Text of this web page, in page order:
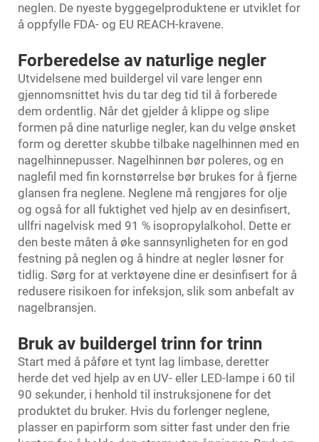
neglen. De nyeste byggegelproduktene er utviklet for
å oppfylle FDA- og EU REACH-kravene.
Forberedelse av naturlige negler
Utvidelsene med buildergel vil vare lenger enn
gjennomsnittet hvis du tar deg tid til å forberede
dem ordentlig. Når det gjelder å klippe og slipe
formen på dine naturlige negler, kan du velge ønsket
form og deretter skubbe tilbake nagelhinnen med en
nagelhinnepusser. Nagelhinnen bør poleres, og en
naglefil med fin kornstørrelse bør brukes for å fjerne
glansen fra neglene. Neglene må rengjøres for olje
og også for all fuktighet ved hjelp av en desinfisert,
ullfri nagelvisk med 91 % isopropylalkohol. Dette er
den beste måten å øke sannsynligheten for en god
festning på neglen og å hindre at negler løsner for
tidlig. Sørg for at verktøyene dine er desinfisert for å
redusere risikoen for infeksjon, slik som anbefalt av
nagelbransjen.
Bruk av buildergel trinn for trinn
Start med å påføre et tynt lag limbase, deretter
herde det ved hjelp av en UV- eller LED-lampe i 60 til
90 sekunder, i henhold til instruksjonene for det
produktet du bruker. Hvis du forlenger neglene,
plasser en papirform som sitter fast under den frie